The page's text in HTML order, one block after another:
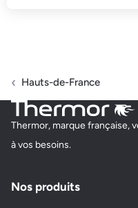
HAPPY-THERMIQUE.FR
59000 LILLE
Fermé actuellement
Hauts-de-France
Thermor, marque française,
à vos besoins.
Nos produits